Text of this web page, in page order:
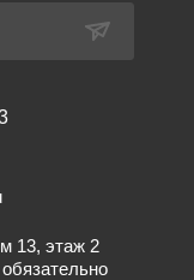
13, этаж 2